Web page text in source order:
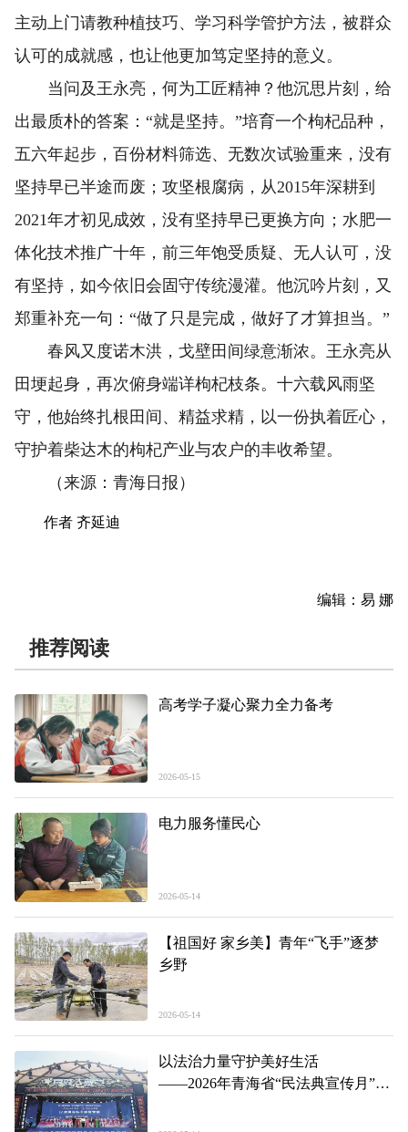
主动上门请教种植技巧、学习科学管护方法，被群众
认可的成就感，也让他更加笃定坚持的意义。
当问及王永亮，何为工匠精神？他沉思片刻，给
出最质朴的答案：“就是坚持。”培育一个枸杞品种，
五六年起步，百份材料筛选、无数次试验重来，没有
坚持早已半途而废；攻坚根腐病，从2015年深耕到
2021年才初见成效，没有坚持早已更换方向；水肥一
体化技术推广十年，前三年饱受质疑、无人认可，没
有坚持，如今依旧会固守传统漫灌。他沉吟片刻，又
郑重补充一句：“做了只是完成，做好了才算担当。”
春风又度诺木洪，戈壁田间绿意渐浓。王永亮从
田埂起身，再次俯身端详枸杞枝条。十六载风雨坚
守，他始终扎根田间、精益求精，以一份执着匠心，
守护着柴达木的枸杞产业与农户的丰收希望。
（来源：青海日报）
作者 齐延迪
编辑：易 娜
推荐阅读
高考学子凝心聚力全力备考
2026-05-15
电力服务懂民心
2026-05-14
【祖国好 家乡美】青年“飞手”逐梦
乡野
2026-05-14
以法治力量守护美好生活
——2026年青海省“民法典宣传月”启